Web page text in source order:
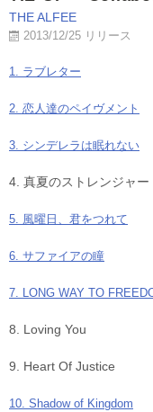
THE ALFEE
2013/12/25 リリース
1. ラブレター
2. 恋人達のペイヴメント
3. シンデレラは眠れない
4. 真夏のストレンジャー
5. 風曜日、君をつれて
6. サファイアの瞳
7. LONG WAY TO
8. Loving You
9. Heart Of Justice
10. Shadow of Kingdom